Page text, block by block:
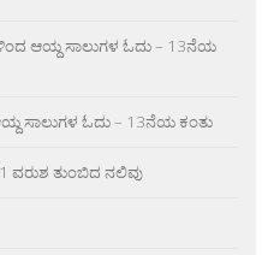
ಆಯ್ದ ಸಾಲುಗಳ ಓದು – 13ನೆಯ
ಸಾಲುಗಳ ಓದು – 13ನೆಯ ಕಂತು
ವರುಶ ತುಂಬಿದ ನಲಿವು